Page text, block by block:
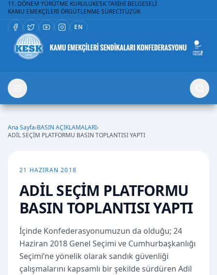
11. DÖNEM YÜRÜTME KURULUKESK TARİHİ BELGESELİ
KAMU EMEKÇİLERİ ÖRGÜTLENME SÜRECİTÜZÜK
EN
Ana Sayfa›BASIN AÇIKLAMALARI›
ADİL SEÇİM PLATFORMU BASIN TOPLANTISI YAPTI
21 HAZIRAN 2018
ADİL SEÇİM PLATFORMU
BASIN TOPLANTISI YAPTI
İçinde Konfederasyonumuzun da olduğu; 24
Haziran 2018 Genel Seçimi ve Cumhurbaşkanlığı
Seçimi’ne yönelik olarak sandık güvenliği
çalışmalarını kapsamlı bir şekilde sürdüren Adil